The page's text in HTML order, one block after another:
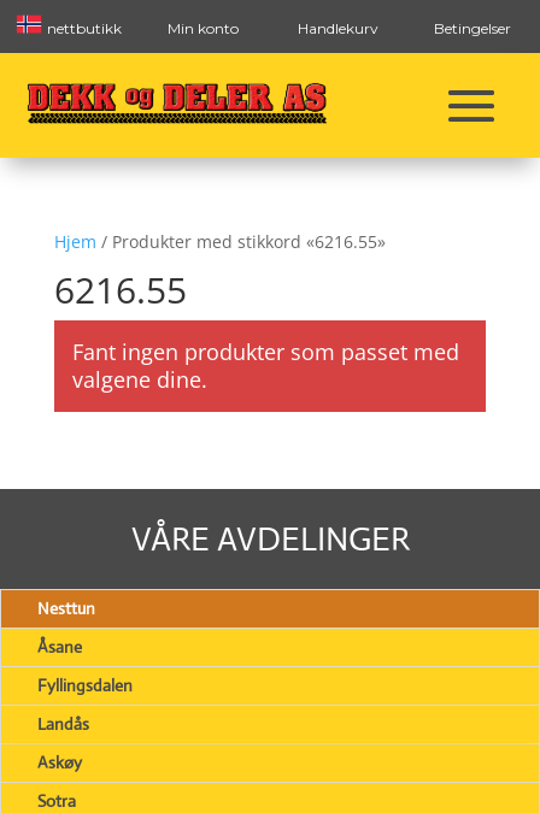
nettbutikk Min konto Handlekurv Betingelser
Hjem / Produkter med stikkord «6216.55»
6216.55
Fant ingen produkter som passet med
valgene dine.
VÅRE AVDELINGER
Nesttun
Åsane
Fyllingsdalen
Landås
Askøy
Sotra